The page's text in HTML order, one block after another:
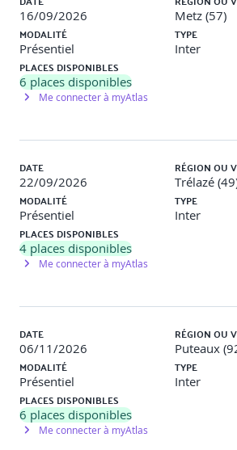
Point sur son exposition et sa
16/09/2026 Metz (57)
MODALITÉ
Présentiel
TYPE
Inter
PLACES DISPONIBLES
6 places disponibles
Me connecter à myAtlas
DATE
22/09/2026
RÉGION OU
Trélazé
MODALITÉ
Présentiel
TYPE
Inter
PLACES DISPONIBLES
4 places disponibles
Me connecter à myAtlas
DATE
06/11/2026
RÉGION OU
Puteaux
MODALITÉ
Présentiel
TYPE
Inter
PLACES DISPONIBLES
6 places disponibles
Me connecter à myAtlas